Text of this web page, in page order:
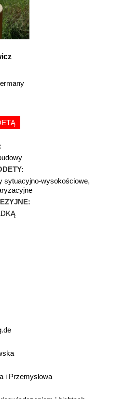
sytuacyjno-wysokościowe,
i Przemyslowa